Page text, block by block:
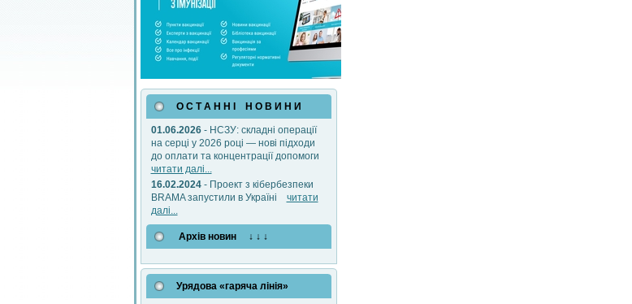
О С Т А Н Н І Н О В И Н И
01.06.2026- НСЗУ: складні операції
на серці у 2026 році — нові підходи
до оплати та концентрації допомоги
читати далі...
16.02.2024- Проект з кібербезпеки
BRAMA запустили в Україні читати
далі...
Архів новин ↓ ↓ ↓
Урядова «гаряча лінія»